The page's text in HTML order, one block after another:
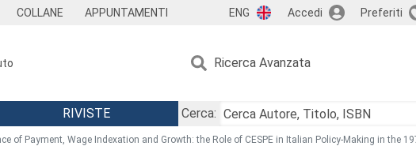
COLLANE APPUNTAMENTI ENG Accedi Preferiti
Ricerca Avanzata
RIVISTE
Cerca:
of Payment, Wage Indexation and Growth: the Role of CESPE in Italian Policy-Making in the